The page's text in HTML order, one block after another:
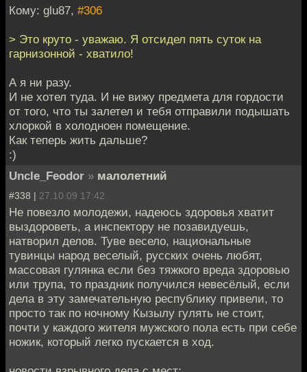
Кому: glu87, #306
> Это круто - уважаю. Я отсидел пять суток на
гарнизонной - хватило!
А я ни разу.
И не хотел туда. И не вижу предмета для гордости
от того, что ты залетел и тебя отправили подышать
хлоркой в холодноен помещение.
Как теперь жить дальше?
:)
Uncle_Feodor » малолетний
#338 | 27.10.09 17:42
Не повезло молодежи, надеюсь здоровья хватит
выздороветь, а инспектору не позавидуешь,
натворил делов. Туве весело, национальные
тувинцы народ веселый, русских очень любят,
массовая гулянка если без тяжкого вреда здоровью
или трупа, то праздник получился невесёлый, если
дела в эту замечательную республику привели, то
просто так по ночному Кызылу гулять не стоит,
почти у каждого жителя мужского пола есть при себе
ножик, который легко пускается в ход.